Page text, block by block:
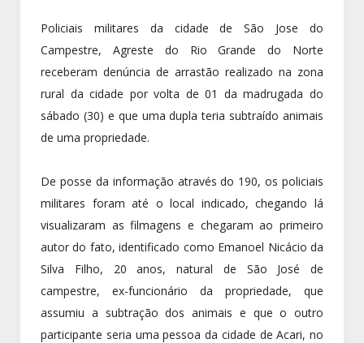
Policiais militares da cidade de São Jose do
Campestre, Agreste do Rio Grande do Norte
receberam denúncia de arrastão realizado na zona
rural da cidade por volta de 01 da madrugada do
sábado (30) e que uma dupla teria subtraído animais
de uma propriedade.
De posse da informação através do 190, os policiais
militares foram até o local indicado, chegando lá
visualizaram as filmagens e chegaram ao primeiro
autor do fato, identificado como Emanoel Nicácio da
Silva Filho, 20 anos, natural de São José de
campestre, ex-funcionário da propriedade, que
assumiu a subtração dos animais e que o outro
participante seria uma pessoa da cidade de Acari, no